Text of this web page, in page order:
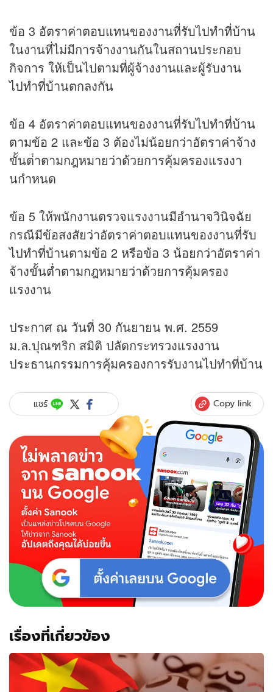
ข้อ 3 อัตราค่าตอบแทนของงานที่รับไปทําที่บ้าน
ในงานที่ไม่มีการจ้างงานกันในสถานประกอบ
กิจการ ให้เป็นไปตามที่ผู้จ้างงานและผู้รับงาน
ไปทําที่บ้านตกลงกัน
ข้อ 4 อัตราค่าตอบแทนของงานที่รับไปทําที่บ้าน
ตามข้อ 2 และข้อ 3 ต้องไม่น้อยกว่าอัตราค่าจ้าง
ขั้นต่ําตามกฎหมายว่าด้วยการคุ้มครองแรงงา
นกําหนด
ข้อ 5 ให้พนักงานตรวจแรงงานมีอํานาจวินิจฉัย
กรณีมีข้อสงสัยว่าอัตราค่าตอบแทนของงานที่รับ
ไปทําที่บ้านตามข้อ 2 หรือข้อ 3 น้อยกว่าอัตราค่า
จ้างขั้นต่ำตามกฎหมายว่าด้วยการคุ้มครอง
แรงงาน
ประกาศ ณ วันที่ 30 กันยายน พ.ศ. 2559
ม.ล.ปุณฑริก สมิติ ปลัดกระทรวงแรงงาน
ประธานกรรมการคุ้มครองการรับงานไปทําที่บ้าน
แชร์ Copy link
เรื่องที่เกี่ยวข้อง